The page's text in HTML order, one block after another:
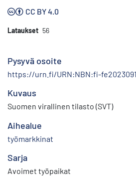
CC BY 4.0
Lataukset 56
Pysyvä osoite
https://urn.fi/URN:NBN:fi-
Kuvaus
Suomen virallinen tilasto (SVT)
Aihealue
työmarkkinat
Sarja
Avoimet työpaikat